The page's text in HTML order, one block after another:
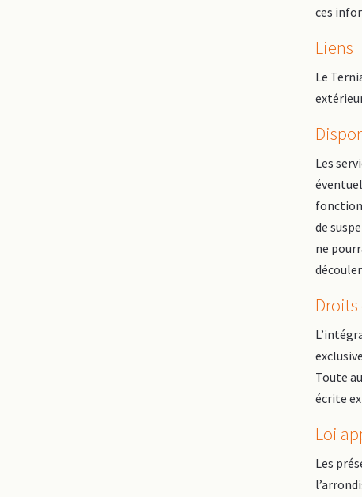
ces
Liens
Le
Les
de
ne
Droits
Toute
écrite
Loi
Les